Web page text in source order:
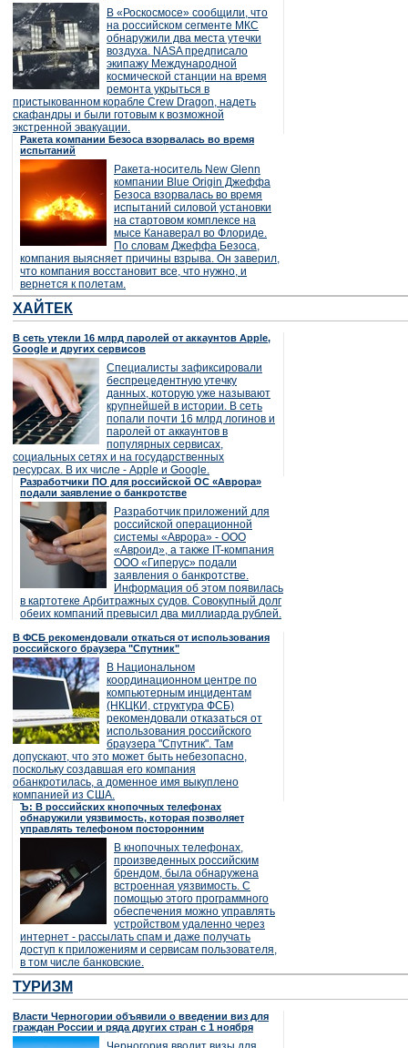
В «Роскосмосе» сообщили, что
на российском сегменте МКС
обнаружили два места утечки
воздуха. NASA предписало
экипажу Международной
космической станции на время
ремонта укрыться в
пристыкованном корабле Crew Dragon, надеть
скафандры и были готовым к возможной
экстренной эвакуации.
Ракета компании Безоса взорвалась во время
испытаний
Ракета-носитель New Glenn
компании Blue Origin Джеффа
Безоса взорвалась во время
испытаний силовой установки
на стартовом комплексе на
мысе Канаверал во Флориде.
По словам Джеффа Безоса,
компания выясняет причины взрыва. Он заверил,
что компания восстановит все, что нужно, и
вернется к полетам.
ХАЙТЕК
В сеть утекли 16 млрд паролей от аккаунтов Apple,
Google и других сервисов
Специалисты зафиксировали
беспрецедентную утечку
данных, которую уже называют
крупнейшей в истории. В сеть
попали почти 16 млрд логинов и
паролей от аккаунтов в
популярных сервисах,
социальных сетях и на государственных
ресурсах. В их числе - Apple и Google.
Разработчики ПО для российской ОС «Аврора»
подали заявление о банкротстве
Разработчик приложений для
российской операционной
системы «Аврора» - ООО
«Авроид», а также IT-компания
ООО «Гиперус» подали
заявления о банкротстве.
Информация об этом появилась
в картотеке Арбитражных судов. Совокупный долг
обеих компаний превысил два миллиарда рублей.
В ФСБ рекомендовали откаться от использования
российского браузера "Спутник"
В Национальном
координационном центре по
компьютерным инцидентам
(НКЦКИ, структура ФСБ)
рекомендовали отказаться от
использования российского
браузера "Спутник". Там
допускают, что это может быть небезопасно,
поскольку создавшая его компания
обанкротилась, а доменное имя выкуплено
компанией из США.
Ъ: В российских кнопочных телефонах
обнаружили уязвимость, которая позволяет
управлять телефоном посторонним
В кнопочных телефонах,
произведенных российским
брендом, была обнаружена
встроенная уязвимость. С
помощью этого программного
обеспечения можно управлять
устройством удаленно через
интернет - рассылать спам и даже получать
доступ к приложениям и сервисам пользователя,
в том числе банковские.
ТУРИЗМ
Власти Черногории объявили о введении виз для
граждан России и ряда других стран с 1 ноября